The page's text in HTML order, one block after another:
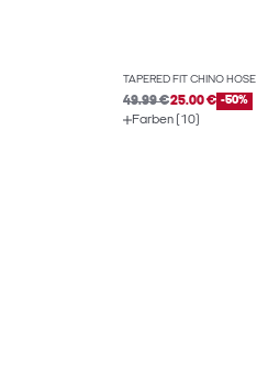
TAPERED FIT CHINO HOSE
49.99 €25.00 € -50%
Farben (10)